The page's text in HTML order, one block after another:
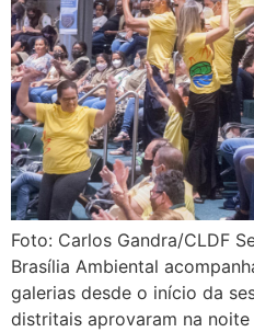
Foto: Carlos Gandra/CLDF
Brasília Ambiental
galerias desde o início da
distritais aprovaram na